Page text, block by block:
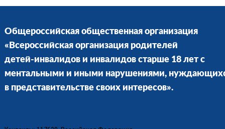
Общероссийская общественная организация
«Всероссийская организация родителей
детей-инвалидов и инвалидов старше 18 лет с
ментальными и иными нарушениями,
в представительстве своих интересов».